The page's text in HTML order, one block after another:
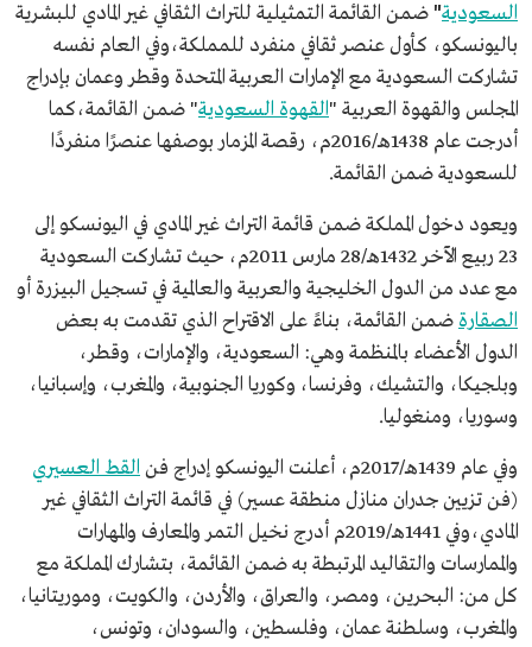
السعودية" ضمن القائمة التمثيلية للتراث الثقافي غير المادي للبشرية
باليونسكو، كأول عنصر ثقافي منفرد للمملكة،وفي العام نفسه
تشاركت السعودية مع الإمارات العربية المتحدة وقطر وعمان بإدراج
المجلس والقهوة العربية "القهوة السعودية" ضمن القائمة،كما
أدرجت عام 1438هـ/2016م، رقصة المزمار بوصفها عنصرًا منفردًا
للسعودية ضمن القائمة.
ويعود دخول المملكة ضمن قائمة التراث غير المادي في اليونسكو إلى
23 ربيع الآخر 1432هـ/28 مارس 2011م، حيث تشاركت السعودية
مع عدد من الدول الخليجية والعربية والعالمية في تسجيل البيزرة أو
الصقارة ضمن القائمة، بناءً على الاقتراح الذي تقدمت به بعض
الدول الأعضاء بالمنظمة وهي: السعودية، والإمارات، وقطر،
وبلجيكا، والتشيك، وفرنسا، وكوريا الجنوبية، والمغرب، وإسبانيا،
وسوريا، ومنغوليا.
وفي عام 1439هـ/2017م، أعلنت اليونسكو إدراج فن
القط العسيري
(فن تزيين جدران منازل منطقة عسير) في قائمة التراث الثقافي غير
المادي،وفي 1441هـ/2019م أدرج نخيل التمر والمعارف والمهارات
والممارسات والتقاليد المرتبطة به ضمن القائمة، بتشارك المملكة مع
كل من: البحرين، ومصر، والعراق، والأردن، والكويت، وموريتانيا،
والمغرب، وسلطنة عمان، وفلسطين، والسودان، وتونس،